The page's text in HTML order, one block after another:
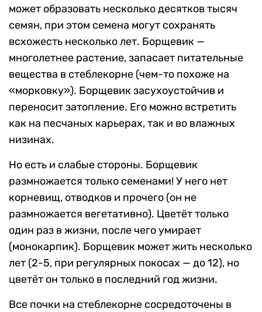
может образовать несколько десятков тысяч
семян, при этом семена могут сохранять
всхожесть несколько лет. Борщевик —
многолетнее растение, запасает питательные
вещества в стеблекорне (чем-то похоже на
«морковку»). Борщевик засухоустойчив и
переносит затопление. Его можно встретить
как на песчаных карьерах, так и во влажных
низинах.
Но есть и слабые стороны. Борщевик
размножается только семенами! У него нет
корневищ, отводков и прочего (он не
размножается вегетативно). Цветёт только
один раз в жизни, после чего умирает
(монокарпик). Борщевик может жить несколько
лет (2-5, при регулярных покосах — до 12), но
цветёт он только в последний год жизни.
Все почки на стеблекорне сосредоточены в